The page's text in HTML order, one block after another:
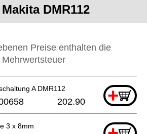
DMR112
Preise enthalten die
Mehrwertsteuer
A DMR112 +
202.90
3 x 8mm